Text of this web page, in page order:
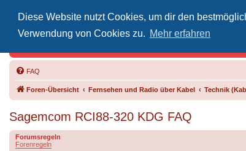
Diese Website nutzt Cookies, um dir den
Verwendung von Cookies zu. Mehr erfahren
FAQ
Foren-Übersicht Fernsehen und Radio über Kabel Technik
Sagemcom RCI88-320 KDG FAQ
Forumsregeln
Forenregeln